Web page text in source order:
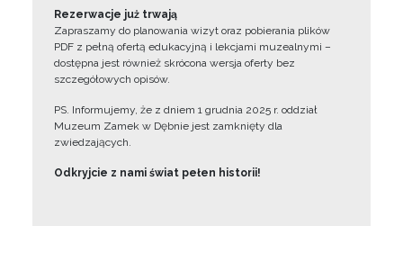
Rezerwacje już trwają
Zapraszamy do planowania wizyt oraz pobierania plików
PDF z pełną ofertą edukacyjną i lekcjami muzealnymi –
dostępna jest również skrócona wersja oferty bez
szczegółowych opisów.
PS. Informujemy, że z dniem 1 grudnia 2025 r. oddział
Muzeum Zamek w Dębnie jest zamknięty dla
zwiedzających.
Odkryjcie z nami świat pełen historii!